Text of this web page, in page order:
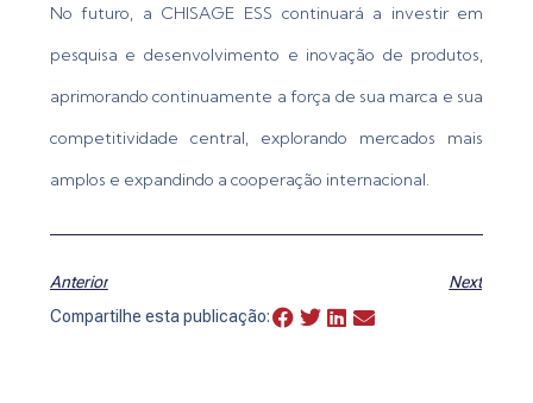
No futuro, a CHISAGE ESS continuará a investir em
pesquisa e desenvolvimento e inovação de produtos,
aprimorando continuamente a força de sua marca e sua
competitividade central, explorando mercados mais
amplos e expandindo a cooperação internacional.
Anterior
Next
Compartilhe esta publicação: